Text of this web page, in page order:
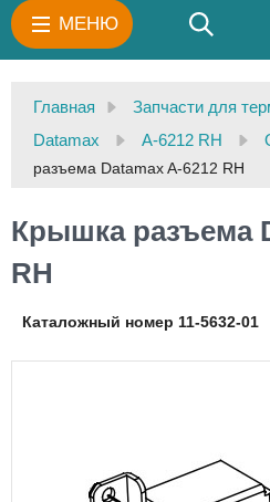
МЕНЮ
Главная
Запчасти для
Datamax
A-6212 RH
разъема Datamax A-6212 RH
Крышка разъема
RH
Каталожный номер 11-5632-01